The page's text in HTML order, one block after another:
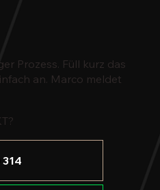
Prozess. Füll kurz das
an. Marco meldet